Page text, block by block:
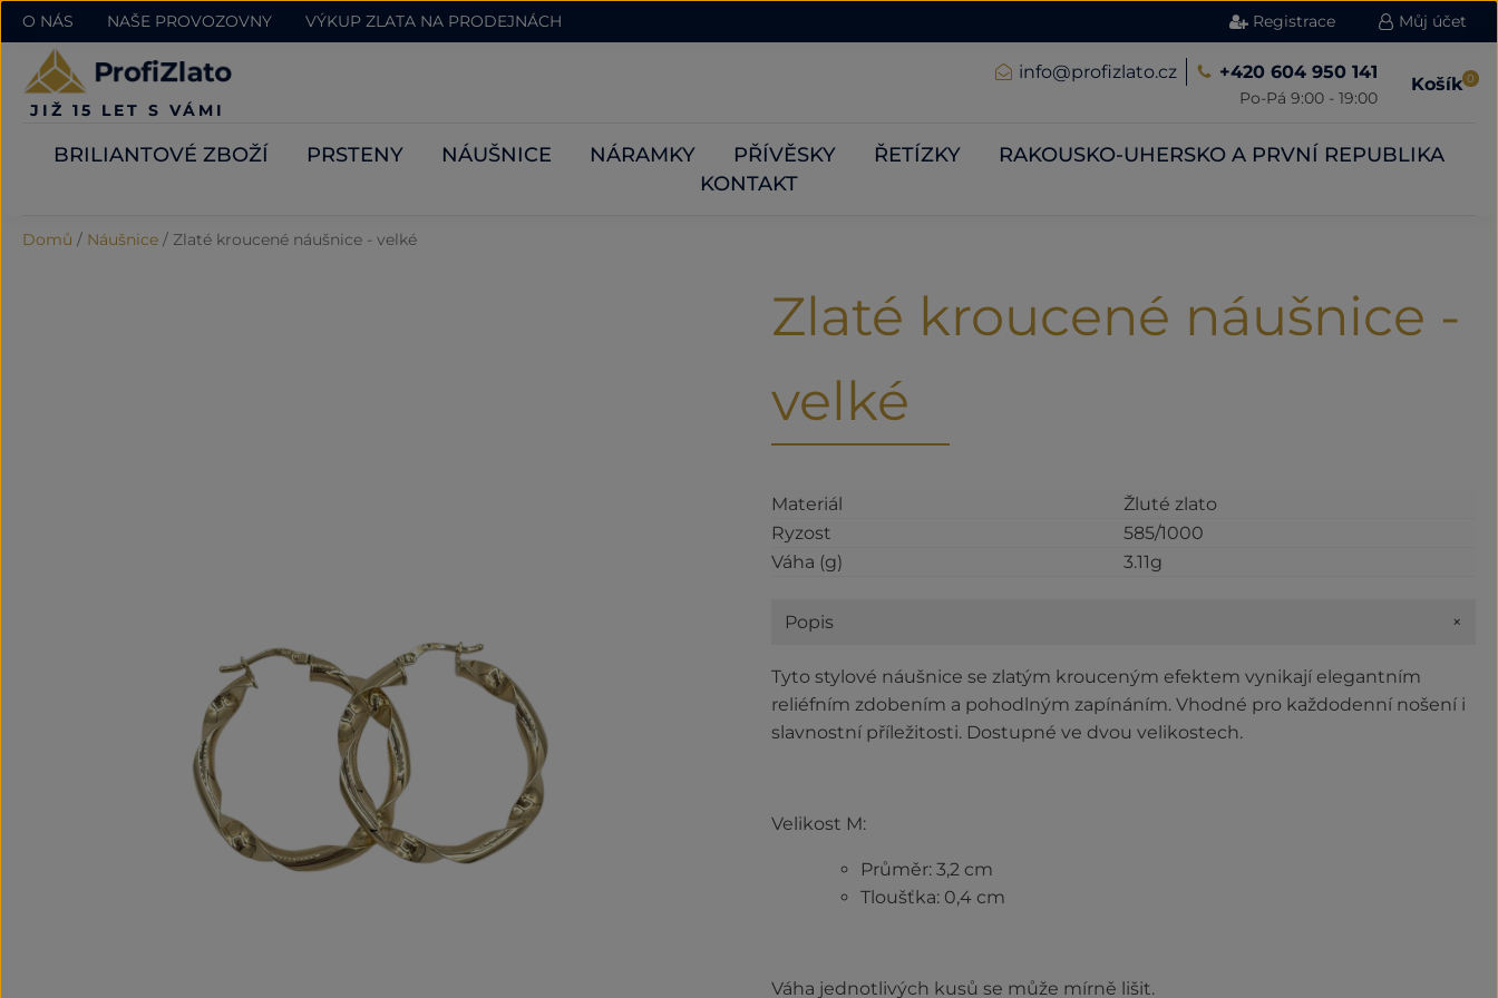
O NÁS NAŠE PROVOZOVNY VÝKUP ZLATA NA PRODEJNÁCH Registrace Můj účet
JIŽ 15 LET S VÁMI
info@profizlato.cz +420 604 950 141
Po-Pá 9:00 - 19:00
Košík 0
BRILIANTOVÉ ZBOŽÍ PRSTENY NÁUŠNICE NÁRAMKY PŘÍVĚSKY ŘETÍZKY
RAKOUSKO-UHERSKO A PRVNÍ REPUBLIKA
KONTAKT
Domů / Náušnice / Zlaté kroucené náušnice - velké
Zlaté kroucené náušnice -
velké
Materiál
Žluté zlato
Ryzost
585/1000
Váha (g)
3.11g
Popis +
Tyto stylové náušnice se zlatým krouceným efektem vynikají elegantním
reliéfním zdobením a pohodlným zapínáním. Vhodné pro každodenní nošení i
slavnostní příležitosti. Dostupné ve dvou velikostech.
Velikost M:
Průměr: 3,2 cm
Tloušťka: 0,4 cm
Váha jednotlivých kusů se může mírně lišit.